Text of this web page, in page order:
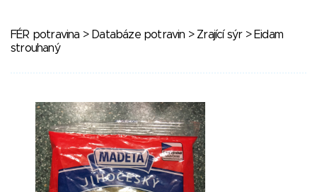
FÉR potravina > Databáze potravin > Zrající sýr> Eidam
strouhaný